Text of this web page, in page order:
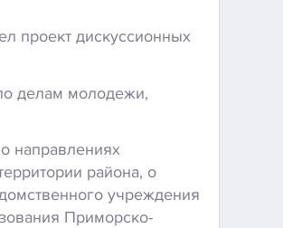
проект дискуссионных
делам молодежи,
направлениях
района, о
учреждения
Приморско-